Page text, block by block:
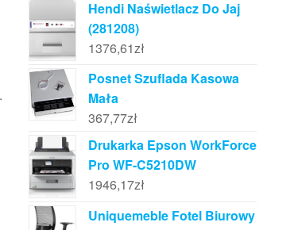
Hendi Naświetlacz Do Jaj
(281208)
1376,61zł
Posnet Szuflada Kasowa
Mała
367,77zł
Drukarka Epson WorkForce
Pro WF-C5210DW
1946,17zł
Uniquemeble Fotel Biurowy